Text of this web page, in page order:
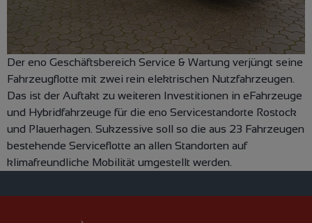
Der eno Geschäftsbereich Service & Wartung verjüngt seine
Fahrzeugflotte mit zwei rein elektrischen Nutzfahrzeugen.
Das ist der Auftakt zu weiteren Investitionen in eFahrzeuge
und Hybridfahrzeuge für die eno Servicestandorte Rostock
und Plauerhagen. Sukzessive soll so die aus 23 Fahrzeugen
bestehende Serviceflotte an allen Standorten auf
klimafreundliche Mobilität umgestellt werden.